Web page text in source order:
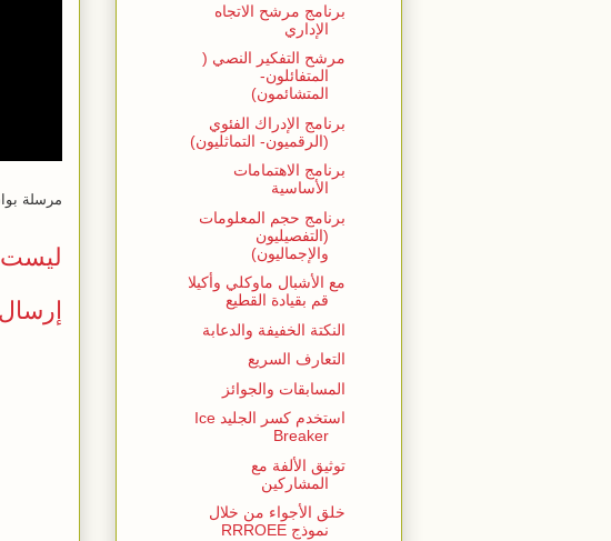
مرسلة
ليست
برنامج مرشح الاتجاه
الإداري
مرشح التفكير النصي (
المتفائلون-
المتشائمون)
برنامج الإدراك الفئوي
(الرقميون- التماثليون)
برنامج الاهتمامات
الأساسية
برنامج حجم المعلومات
(التفصيليون
والإجماليون)
مع الأشبال ماوكلي وأكيلا
قم بقيادة القطيع
النكتة الخفيفة والدعابة
التعارف السريع
المسابقات والجوائز
استخدم كسر الجليد Ice
Breaker
توثيق الألفة مع
المشاركين
خلق الأجواء من خلال
نموذج RRROEE